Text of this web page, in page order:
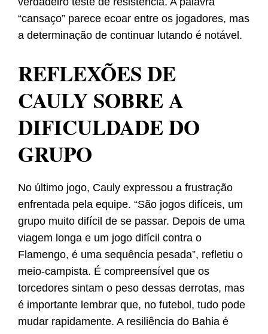
“cansaço” parece ecoar entre os jogadores, mas
a determinação de continuar lutando é notável.
REFLEXÕES DE
CAULY SOBRE A
DIFICULDADE DO
GRUPO
No último jogo, Cauly expressou a frustração
enfrentada pela equipe. “São jogos difíceis, um
grupo muito difícil de se passar. Depois de uma
viagem longa e um jogo difícil contra o
Flamengo, é uma sequência pesada”, refletiu o
meio-campista. É compreensível que os
torcedores sintam o peso dessas derrotas, mas
é importante lembrar que, no futebol, tudo pode
mudar rapidamente. A resiliência do Bahia é